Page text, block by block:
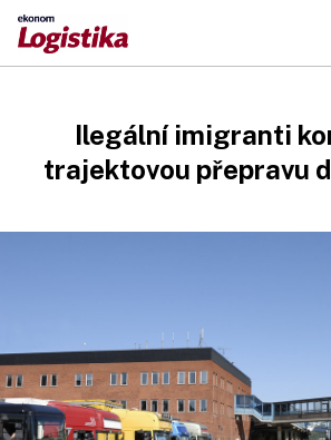
Ilegální imigranti
trajektovou přepravu